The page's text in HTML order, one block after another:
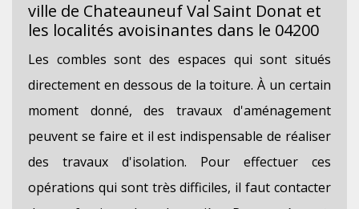
ville de Chateauneuf Val Saint Donat et
les localités avoisinantes dans le 04200
Les combles sont des espaces qui sont situés
directement en dessous de la toiture. À un certain
moment donné, des travaux d'aménagement
peuvent se faire et il est indispensable de réaliser
des travaux d'isolation. Pour effectuer ces
opérations qui sont très difficiles, il faut contacter